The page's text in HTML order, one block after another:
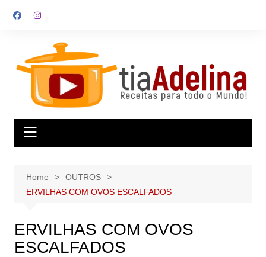
Home
OUTROS
ERVILHAS COM OVOS ESCALFADOS
ERVILHAS COM OVOS
ESCALFADOS